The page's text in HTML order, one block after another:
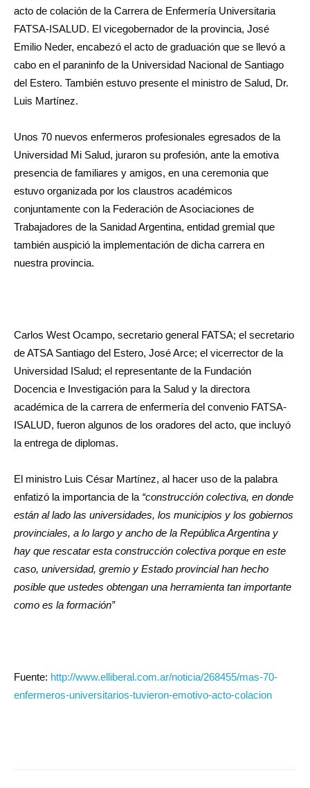
acto de colación de la Carrera de Enfermería Universitaria
FATSA-ISALUD. El vicegobernador de la provincia, José
Emilio Neder, encabezó el acto de graduación que se llevó a
cabo en el paraninfo de la Universidad Nacional de Santiago
del Estero. También estuvo presente el ministro de Salud, Dr.
Luis Martínez.
Unos 70 nuevos enfermeros profesionales egresados de la
Universidad Mi Salud, juraron su profesión, ante la emotiva
presencia de familiares y amigos, en una ceremonia que
estuvo organizada por los claustros académicos
conjuntamente con la Federación de Asociaciones de
Trabajadores de la Sanidad Argentina, entidad gremial que
también auspició la implementación de dicha carrera en
nuestra provincia.
Carlos West Ocampo, secretario general FATSA; el secretario
de ATSA Santiago del Estero, José Arce; el vicerrector de la
Universidad ISalud; el representante de la Fundación
Docencia e Investigación para la Salud y la directora
académica de la carrera de enfermería del convenio FATSA-
ISALUD, fueron algunos de los oradores del acto, que incluyó
la entrega de diplomas.
El ministro Luis César Martínez, al hacer uso de la palabra
enfatizó la importancia de la “construcción colectiva, en donde
están al lado las universidades, los municipios y los gobiernos
provinciales, a lo largo y ancho de la República Argentina y
hay que rescatar esta construcción colectiva porque en este
caso, universidad, gremio y Estado provincial han hecho
posible que ustedes obtengan una herramienta tan importante
como es la formación”
Fuente: http://www.elliberal.com.ar/noticia/268455/mas-70-
enfermeros-universitarios-tuvieron-emotivo-acto-colacion